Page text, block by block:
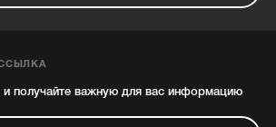
и получайте важную для вас информацию